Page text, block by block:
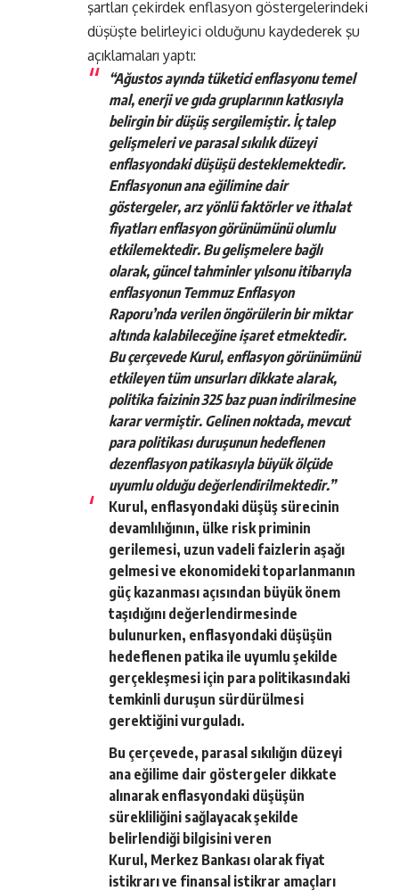
şartları çekirdek enflasyon göstergelerindeki
düşüşte belirleyici olduğunu kaydederek şu
açıklamaları yaptı:
“Ağustos ayında tüketici enflasyonu temel
mal, enerji ve gıda gruplarının katkısıyla
belirgin bir düşüş sergilemiştir. İç talep
gelişmeleri ve parasal sıkılık düzeyi
enflasyondaki düşüşü desteklemektedir.
Enflasyonun ana eğilimine dair
göstergeler, arz yönlü faktörler ve ithalat
fiyatları enflasyon görünümünü olumlu
etkilemektedir. Bu gelişmelere bağlı
olarak, güncel tahminler yılsonu itibarıyla
enflasyonun Temmuz Enflasyon
Raporu’nda verilen öngörülerin bir miktar
altında kalabileceğine işaret etmektedir.
Bu çerçevede Kurul, enflasyon görünümünü
etkileyen tüm unsurları dikkate alarak,
politika faizinin 325 baz puan indirilmesine
karar vermiştir. Gelinen noktada, mevcut
para politikası duruşunun hedeflenen
dezenflasyon patikasıyla büyük ölçüde
uyumlu olduğu değerlendirilmektedir.”
Kurul, enflasyondaki düşüş sürecinin
devamlılığının, ülke risk priminin
gerilemesi, uzun vadeli faizlerin aşağı
gelmesi ve ekonomideki toparlanmanın
güç kazanması açısından büyük önem
taşıdığını değerlendirmesinde
bulunurken, enflasyondaki düşüşün
hedeflenen patika ile uyumlu şekilde
gerçekleşmesi için para politikasındaki
temkinli duruşun sürdürülmesi
gerektiğini vurguladı.
Bu çerçevede, parasal sıkılığın düzeyi
ana eğilime dair göstergeler dikkate
alınarak enflasyondaki düşüşün
sürekliliğini sağlayacak şekilde
belirlendiği bilgisini veren
Kurul, Merkez Bankası olarak fiyat
istikrarı ve finansal istikrar amaçları